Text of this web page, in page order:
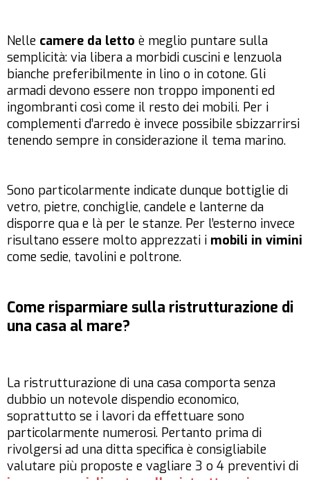
Nelle camere da letto è meglio puntare sulla
semplicità: via libera a morbidi cuscini e lenzuola
bianche preferibilmente in lino o in cotone. Gli
armadi devono essere non troppo imponenti ed
ingombranti così come il resto dei mobili. Per i
complementi d’arredo è invece possibile sbizzarrirsi
tenendo sempre in considerazione il tema marino.
Sono particolarmente indicate dunque bottiglie di
vetro, pietre, conchiglie, candele e lanterne da
disporre qua e là per le stanze. Per l’esterno invece
risultano essere molto apprezzati i mobili in vimini
come sedie, tavolini e poltrone.
Come risparmiare sulla ristrutturazione di
una casa al mare?
La ristrutturazione di una casa comporta senza
dubbio un notevole dispendio economico,
soprattutto se i lavori da effettuare sono
particolarmente numerosi. Pertanto prima di
rivolgersi ad una ditta specifica è consigliabile
valutare più proposte e vagliare 3 o 4 preventivi di